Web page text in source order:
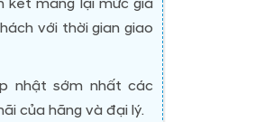
với thời gian giao
nhật sớm nhất các
của hãng và đại lý.